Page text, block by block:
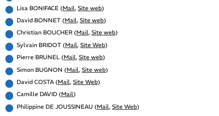
Lisa BONIFACE (Mail,Site web)
David BONNET (Mail,Site web)
Christian BOUCHER (Mail,Site web)
Sylvain BRIDOT (Mail,Site Web)
Pierre BRUNEL (Mail,Site web)
Simon BUGNON (Mail,Site web)
David COSTA (Mail,Site Web)
Camille DAVID (Mail)
Philippine DE JOUSSINEAU (Mail,Site Web)